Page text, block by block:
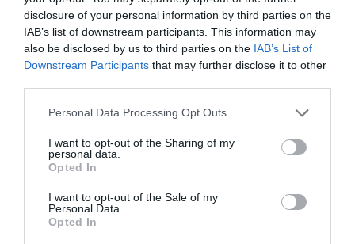
disclosure of your personal information by third parties on the
IAB’s list of downstream participants. This information may
also be disclosed by us to third parties on the IAB’s List of
Downstream Participants that may further disclose it to other
Personal Data Processing Opt Outs
I want to opt-out of the Sharing of my
personal data.
Opted In
I want to opt-out of the Sale of my
Personal Data.
Opted In
Metropolitan
Compartir
Imprimir